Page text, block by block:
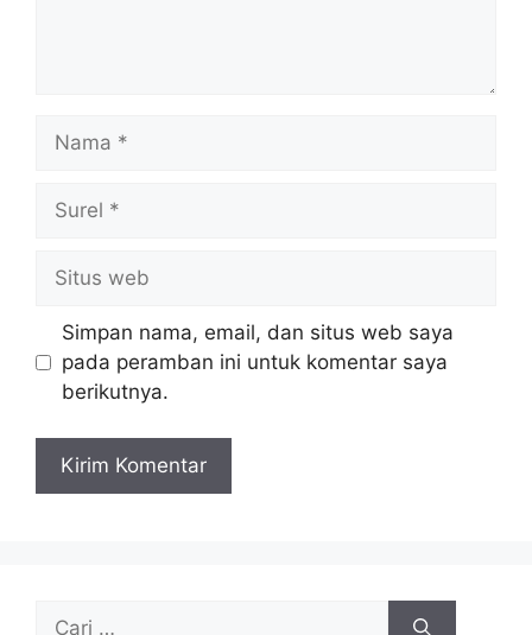
Nama
Surel
Situs
web
Simpan nama, email, dan situs web saya
pada peramban ini untuk komentar saya
berikutnya.